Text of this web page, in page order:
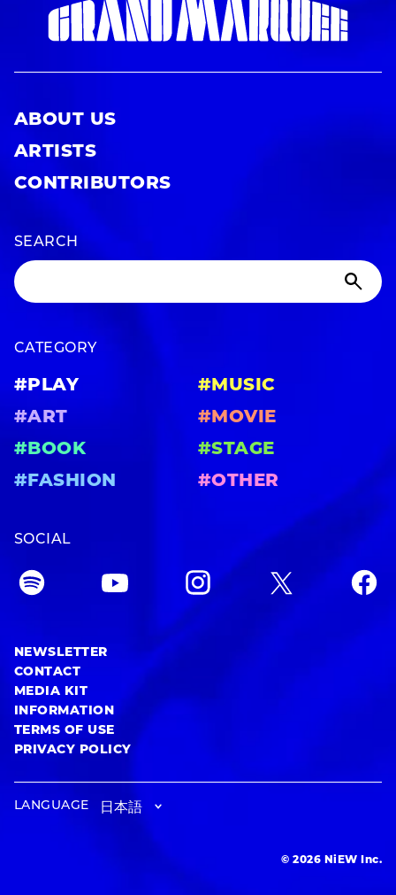
ABOUT US
ARTISTS
CONTRIBUTORS
SEARCH
CATEGORY
#PLAY
#MUSIC
#ART
#MOVIE
#BOOK
#STAGE
#FASHION
#OTHER
SOCIAL
NEWSLETTER
CONTACT
MEDIA KIT
INFORMATION
TERMS OF USE
PRIVACY POLICY
LANGUAGE
© 2026 NiEW Inc.